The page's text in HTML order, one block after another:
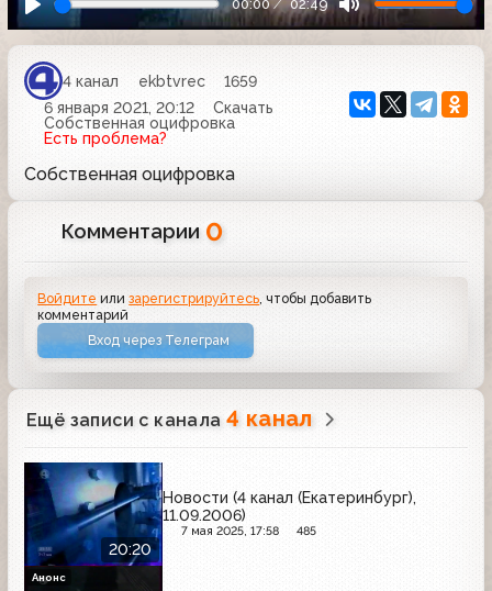
00:00 02:49
4 канал ekbtvrec
1659
6 января 2021, 20:12
Скачать
Собственная оцифровка
Есть проблема?
Собственная оцифровка
Комментарии 0
Войдите илизарегистрируйтесь, чтобы добавить
комментарий
Вход через Телеграм
Ещё записи с канала 4 канал
20:20
Новости (4 канал (Екатеринбург),
11.09.2006)
7 мая 2025, 17:58 485
Анонс